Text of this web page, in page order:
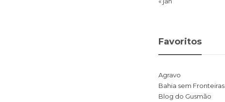
Favoritos
Agravo
Bahia sem Fronteiras
Blog do Gusmão